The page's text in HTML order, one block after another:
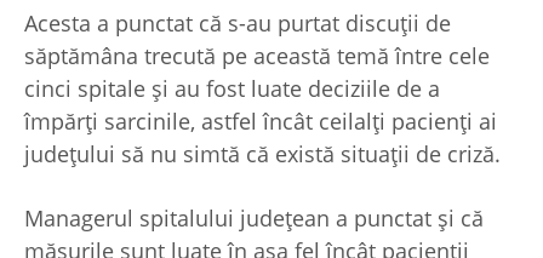
Acesta a punctat că s-au purtat discuții de
săptămâna trecută pe această temă între cele
cinci spitale și au fost luate deciziile de a
împărți sarcinile, astfel încât ceilalți pacienți ai
județului să nu simtă că există situații de criză.
Managerul spitalului județean a punctat și că
măsurile sunt luate în așa fel încât pacienții